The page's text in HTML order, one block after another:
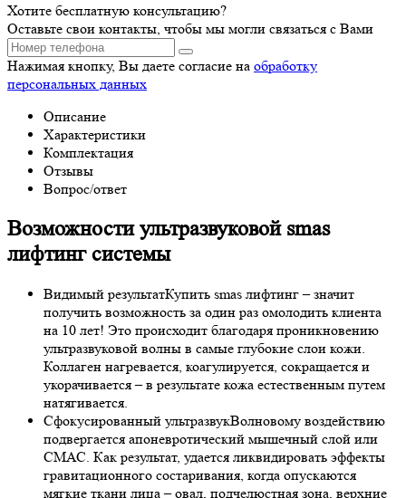
Хотите бесплатную консультацию?
Оставьте свои контакты, чтобы мы могли связаться с Вами
Нажимая кнопку, Вы даете согласие на обработку
персональных данных
Описание
Характеристики
Комплектация
Отзывы
Вопрос/ответ
Возможности ультразвуковой smas
лифтинг системы
Видимый результатКупить smas лифтинг – значит
получить возможность за один раз омолодить клиента
на 10 лет! Это происходит благодаря проникновению
ультразвуковой волны в самые глубокие слои кожи.
Коллаген нагревается, коагулируется, сокращается и
укорачивается – в результате кожа естественным путем
натягивается.
Сфокусированный ультразвукВолновому воздействию
подвергается апоневротический мышечный слой или
СМАС. Как результат, удается ликвидировать эффекты
гравитационного состаривания, когда опускаются
мягкие ткани лица – овал, подчелюстная зона, верхние